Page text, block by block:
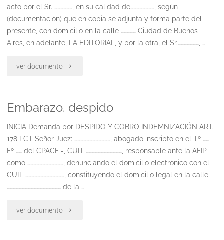
acto por el Sr. ………………, en su calidad de……………………, según
(documentación) que en copia se adjunta y forma parte del
presente, con domicilio en la calle …………… Ciudad de Buenos
Aires, en adelante, LA EDITORIAL, y por la otra, el Sr.…………………, …
ver documento "Contrato
edicion"
Embarazo. despido
INICIA Demanda por DESPIDO Y COBRO INDEMNIZACIÓN ART.
178 LCT Señor Juez: ………………………………, abogado inscripto en el Tº ……
Fº …… del CPACF -, CUIT ………………………………, responsable ante la AFIP
como ………………………………, denunciando el domicilio electrónico con el
CUIT …………………………………, constituyendo el domicilio legal en la calle
……………………………………………… de la …
ver documento "Embarazo.